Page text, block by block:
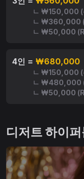
ㄴ ₩150,000 (
ㄴ ₩360,000
ㄴ ₩50,000
4인 = ₩680,000
ㄴ ₩150,000 (
ㄴ ₩480,000
ㄴ ₩50,000
디저트 하이퍼